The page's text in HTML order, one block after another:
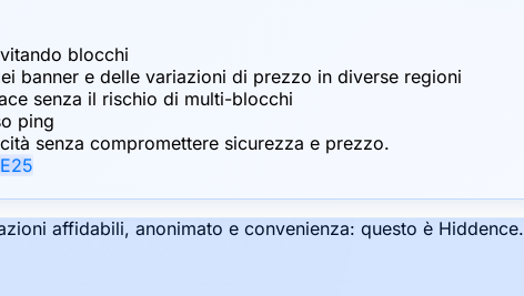
blocchi
banner e delle variazioni di prezzo in diverse regioni
senza il rischio di multi-blocchi
ping
senza compromettere sicurezza e prezzo.
affidabili, anonimato e convenienza: questo è Hiddence.